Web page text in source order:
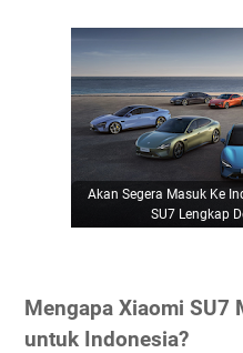
Akan Segera Masuk Ke
SU7 Lengkap
Mengapa Xiaomi SU7
untuk Indonesia?